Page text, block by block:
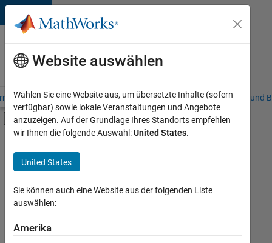
Weiter zum Inhalt
Karriere
bei
MathWorks
– Übersicht Stellensuche Niederlassungen Studierende und
Umschaltung für Off-Canvas-
Hauptinhalt
Information Technology
Quality Engineering
Web Applications and Services
+2
Derzeit
Website auswählen
Wählen Sie eine Website aus, um übersetzte Inhalte (sofern
verfügbar) sowie lokale Veranstaltungen und Angebote
anzuzeigen. Auf der Grundlage Ihres Standorts empfehlen
wir Ihnen die folgende Auswahl:United States.
United States
Sie können auch eine Website aus der folgenden Liste
auswählen:
Amerika